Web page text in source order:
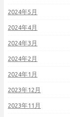
2024年5月
2024年4月
2024年3月
2024年2月
2024年1月
2023年12月
2023年11月